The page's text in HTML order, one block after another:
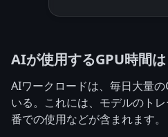
AIが使用するGPU時間は
AIワークロードは、毎日大量
いる。これには、モデルのト
番での使用などが含まれます。